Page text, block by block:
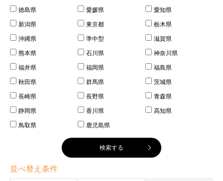
徳島県
愛媛県
愛知県
新潟県
東京都
栃木県
沖縄県
準中型
滋賀県
熊本県
石川県
神奈川県
福井県
福岡県
福島県
秋田県
群馬県
茨城県
長崎県
長野県
青森県
静岡県
香川県
高知県
鳥取県
鹿児島県
並べ替え条件